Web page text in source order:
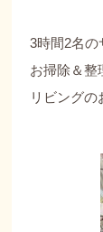
3時間2名の
お掃除＆整
リビングの